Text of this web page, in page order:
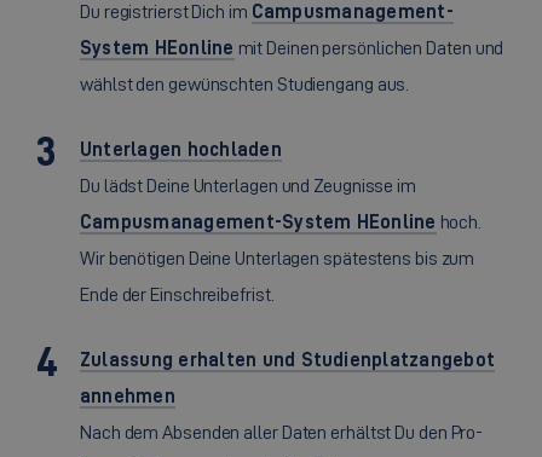
Du registrierst Dich im Campusmanagement-
System HEonline mit Deinen persönlichen Daten und
wählst den gewünschten Studiengang aus.
Unterlagen hochladen
Du lädst Deine Unterlagen und Zeugnisse im
Campusmanagement-System HEonline hoch.
Wir benötigen Deine Unterlagen spätestens bis zum
Ende der Einschreibefrist.
Zulassung erhalten und Studienplatzangebot
annehmen
Nach dem Absenden aller Daten erhältst Du den Pro-